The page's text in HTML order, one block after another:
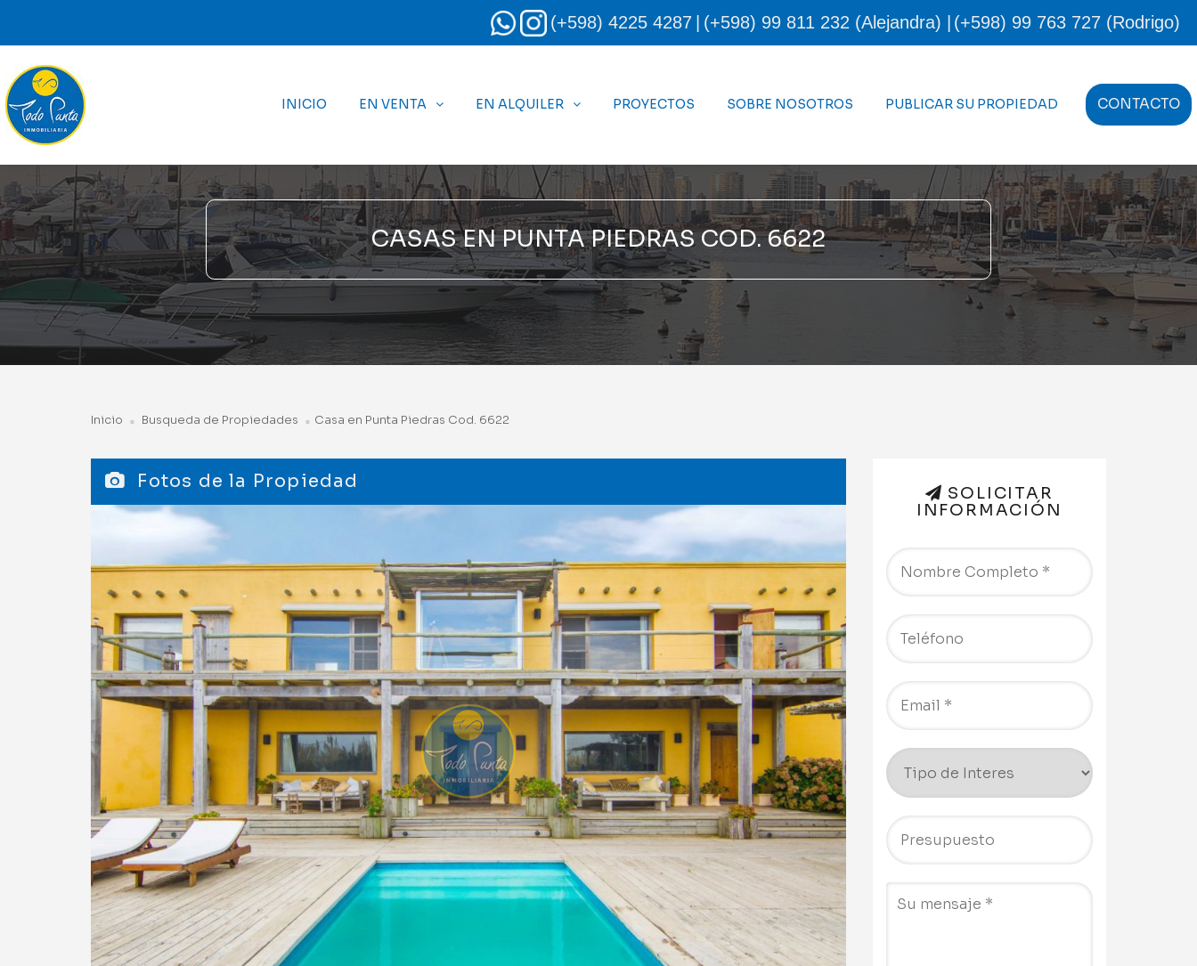
(+598) 4225 4287 (+598) 99 811 232 (Alejandra) | (+598) 99 763 727 (Rodrigo)
INICIO EN VENTA EN ALQUILER PROYECTOS SOBRE NOSOTROS PUBLICAR SU PROPIEDAD CONTACTO
CASAS EN PUNTA PIEDRAS COD. 6622
Inicio Busqueda de Propiedades Casa en Punta Piedras Cod. 6622
SOLICITAR
INFORMACIÓN
Fotos de la Propiedad